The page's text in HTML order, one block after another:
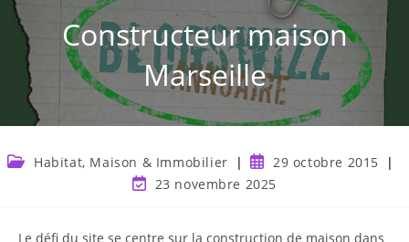
Constructeur maison
Marseille
Habitat, Maison & Immobilier
29 octobre 2015
23 novembre 2025
Le défi du site se centre sur la construction de maison dans